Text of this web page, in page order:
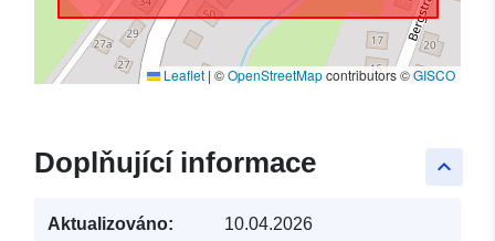
Leaflet | ©OpenStreetMapcontributors ©GISCO
keyboard_arrow_up
Doplňující informace
Aktualizováno: 10.04.2026